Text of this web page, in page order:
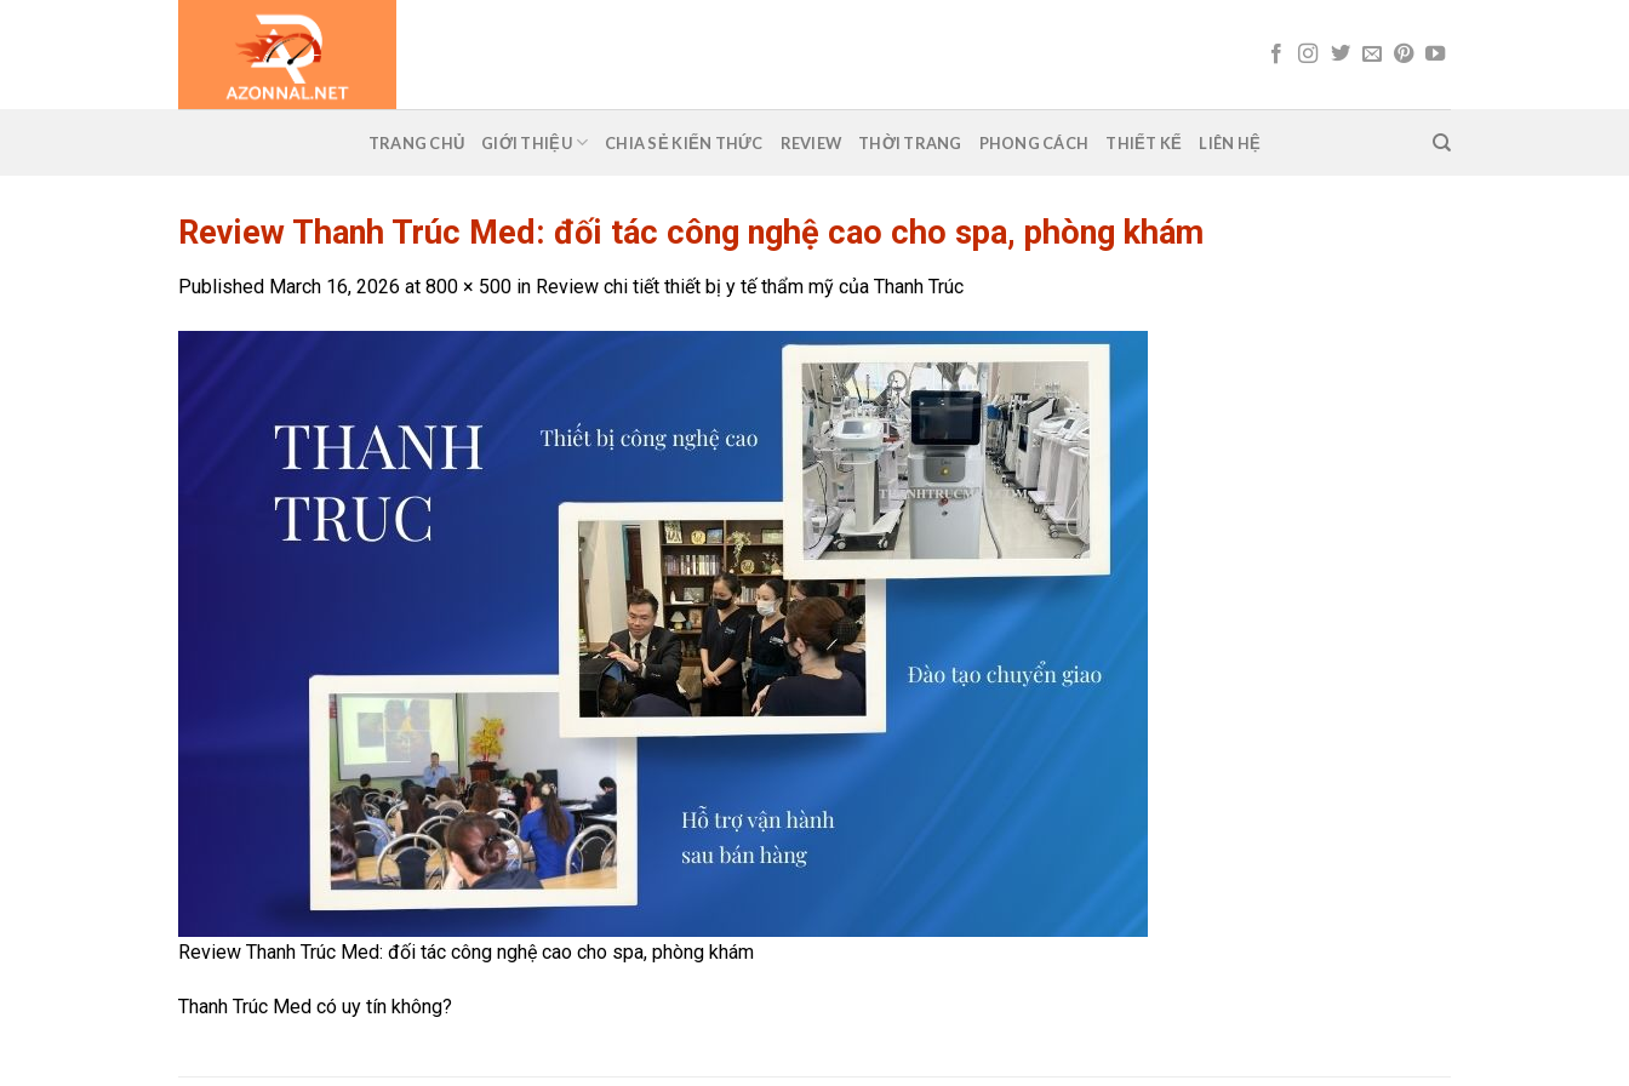
TRANG CHỦ GIỚI THIỆU CHIA SẺ KIẾN THỨC REVIEW THỜI TRANG PHONG CÁCH THIẾT KẾ LIÊN HỆ
Review Thanh Trúc Med: đối tác công nghệ cao cho spa, phòng khám
Published March 16, 2026 at 800 × 500 in Review chi tiết thiết bị y tế thẩm mỹ của Thanh Trúc
Review Thanh Trúc Med: đối tác công nghệ cao cho spa, phòng khám
Thanh Trúc Med có uy tín không?